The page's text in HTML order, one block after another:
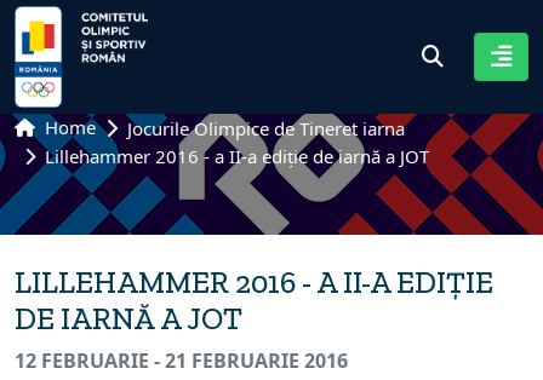
Home
Jocurile Olimpice de Tineret iarna
Lillehammer 2016 - a II-a ediție de iarnă a JOT
LILLEHAMMER 2016 - A II-A EDIȚIE
DE IARNĂ A JOT
12 FEBRUARIE - 21 FEBRUARIE 2016